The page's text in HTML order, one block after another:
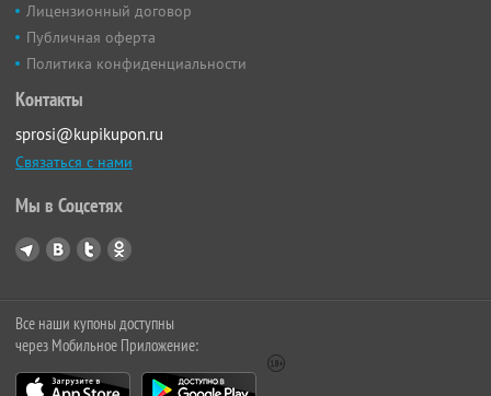
Лицензионный договор
Публичная оферта
Политика конфиденциальности
Контакты
sprosi@kupikupon.ru
Связаться с нами
Мы в Соцсетях
Все наши купоны доступны
через Мобильное Приложение: